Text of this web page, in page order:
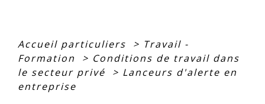
Accueil particuliers > Travail -
Formation
> Conditions de travail dans
le secteur privé
> Lanceurs d'alerte en
entreprise